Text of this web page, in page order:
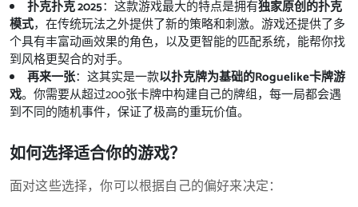
扑克扑克 2025：这款游戏最大的特点是拥有独家原创的扑克
模式，在传统玩法之外提供了新的策略和刺激。游戏还提供了多
个具有丰富动画效果的角色，以及更智能的匹配系统，能帮你找
到风格更契合的对手。
再来一张：这其实是一款以扑克牌为基础的Roguelike卡牌游
戏。你需要从超过200张卡牌中构建自己的牌组，每一局都会遇
到不同的随机事件，保证了极高的重玩价值。
如何选择适合你的游戏？
面对这些选择，你可以根据自己的偏好来决定：